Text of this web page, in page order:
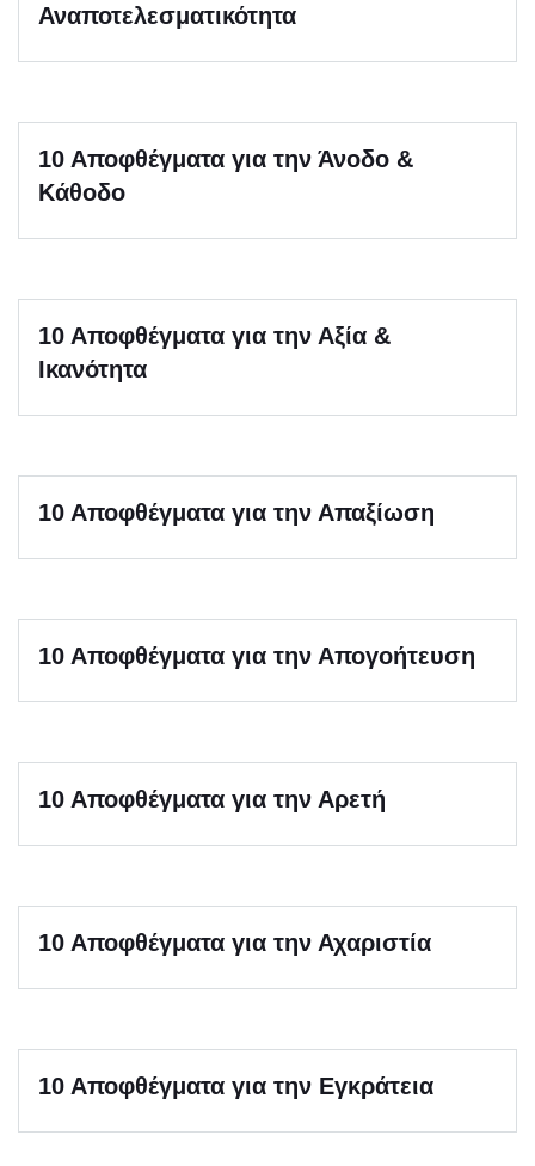
Αναποτελεσματικότητα
10 Αποφθέγματα για την Άνοδο &
Κάθοδο
10 Αποφθέγματα για την Αξία &
Ικανότητα
10 Αποφθέγματα για την Απαξίωση
10 Αποφθέγματα για την Απογοήτευση
10 Αποφθέγματα για την Αρετή
10 Αποφθέγματα για την Αχαριστία
10 Αποφθέγματα για την Εγκράτεια